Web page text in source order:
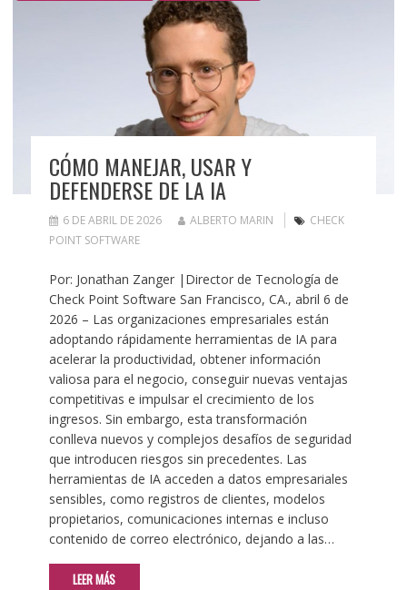
CÓMO MANEJAR, USAR Y
DEFENDERSE DE LA IA
6 DE ABRIL DE 2026 ALBERTO MARIN
CHECK
POINT SOFTWARE
Por: Jonathan Zanger |Director de Tecnología de
Check Point Software San Francisco, CA., abril 6 de
2026 – Las organizaciones empresariales están
adoptando rápidamente herramientas de IA para
acelerar la productividad, obtener información
valiosa para el negocio, conseguir nuevas ventajas
competitivas e impulsar el crecimiento de los
ingresos. Sin embargo, esta transformación
conlleva nuevos y complejos desafíos de seguridad
que introducen riesgos sin precedentes. Las
herramientas de IA acceden a datos empresariales
sensibles, como registros de clientes, modelos
propietarios, comunicaciones internas e incluso
contenido de correo electrónico, dejando a las…
LEER MÁS